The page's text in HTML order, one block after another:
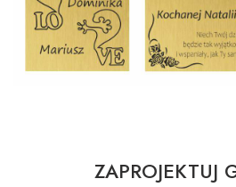
ZAPROJEKTUJ